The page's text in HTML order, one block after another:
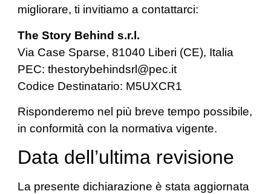
migliorare, ti invitiamo a contattarci:
The Story Behind s.r.l.
Via Case Sparse, 81040 Liberi (CE), Italia
PEC: thestorybehindsrl@pec.it
Codice Destinatario: M5UXCR1
Risponderemo nel più breve tempo possibile,
in conformità con la normativa vigente.
Data dell’ultima revisione
La presente dichiarazione è stata aggiornata